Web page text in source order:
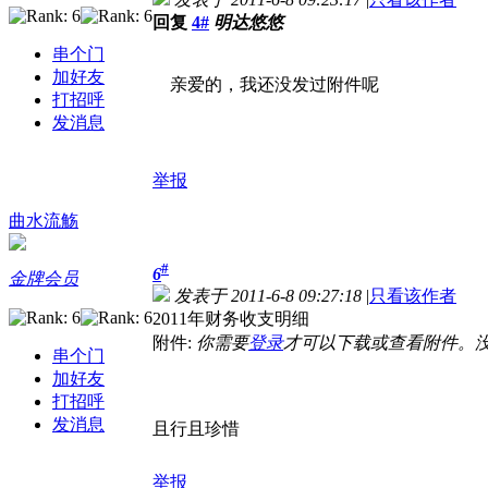
串个门
加好友
打招呼
发消息
回复 4# 明达悠悠
亲爱的，我还没发过附件呢
举报
曲水流觞
金牌会员
串个门
加好友
打招呼
发消息
6#
发表于 2011-6-8 09:27:18 |只看该作者
2011年财务收支明细
附件: 你需要登录才可以下载或查看附件。
且行且珍惜
举报